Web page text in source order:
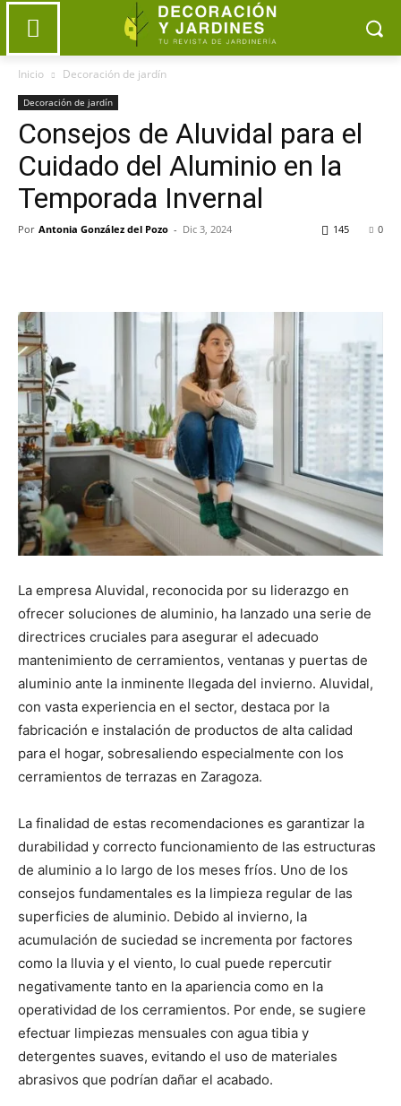
Inicio Decoración de jardín
Decoración de jardín
Consejos de Aluvidal para el
Cuidado del Aluminio en la
Temporada Invernal
Por Antonia González del Pozo - Dic 3, 2024 0
145
La empresa Aluvidal, reconocida por su liderazgo en
ofrecer soluciones de aluminio, ha lanzado una serie de
directrices cruciales para asegurar el adecuado
mantenimiento de cerramientos, ventanas y puertas de
aluminio ante la inminente llegada del invierno. Aluvidal,
con vasta experiencia en el sector, destaca por la
fabricación e instalación de productos de alta calidad
para el hogar, sobresaliendo especialmente con los
cerramientos de terrazas en Zaragoza.
La finalidad de estas recomendaciones es garantizar la
durabilidad y correcto funcionamiento de las estructuras
de aluminio a lo largo de los meses fríos. Uno de los
consejos fundamentales es la limpieza regular de las
superficies de aluminio. Debido al invierno, la
acumulación de suciedad se incrementa por factores
como la lluvia y el viento, lo cual puede repercutir
negativamente tanto en la apariencia como en la
operatividad de los cerramientos. Por ende, se sugiere
efectuar limpiezas mensuales con agua tibia y
detergentes suaves, evitando el uso de materiales
abrasivos que podrían dañar el acabado.